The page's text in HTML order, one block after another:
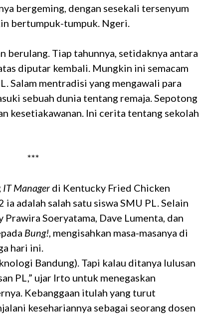
bergeming, dengan sesekali tersenyum
bertumpuk-tumpuk. Ngeri.
berulang. Tiap tahunnya, setidaknya antara
diputar kembali. Mungkin ini semacam
Salam mentradisi yang mengawali para
sebuah dunia tentang remaja. Sepotong
kesetiakawanan. Ini cerita tentang sekolah
***
IT Managerdi Kentucky Fried Chicken
adalah salah satu siswa SMU PL. Selain
Prawira Soeryatama, Dave Lumenta, dan
Bung!, mengisahkan masa-masanya di
hari ini.
Bandung). Tapi kalau ditanya lulusan
PL,” ujar Irto untuk menegaskan
Kebanggaan itulah yang turut
kesehariannya sebagai seorang dosen